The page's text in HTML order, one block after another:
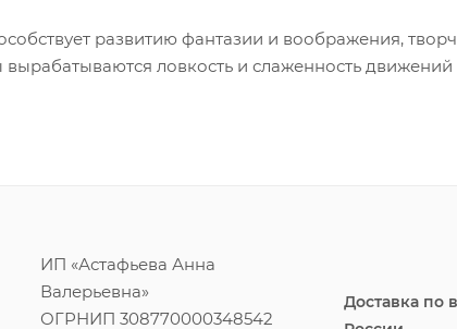
развитию фантазии и воображения,
ловкость и слаженность
ИП «Астафьева Анна
Валерьевна»
ОГРНИП 308770000348542
Доставка по